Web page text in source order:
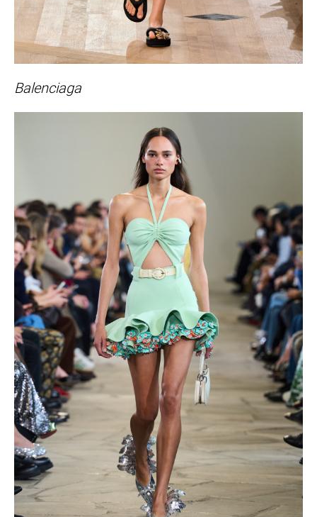
Balenciaga